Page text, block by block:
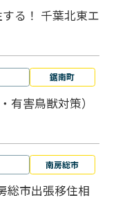
る！ 千葉北東エ
鋸南町
有害鳥獣対策）
南房総市
総市出張移住相